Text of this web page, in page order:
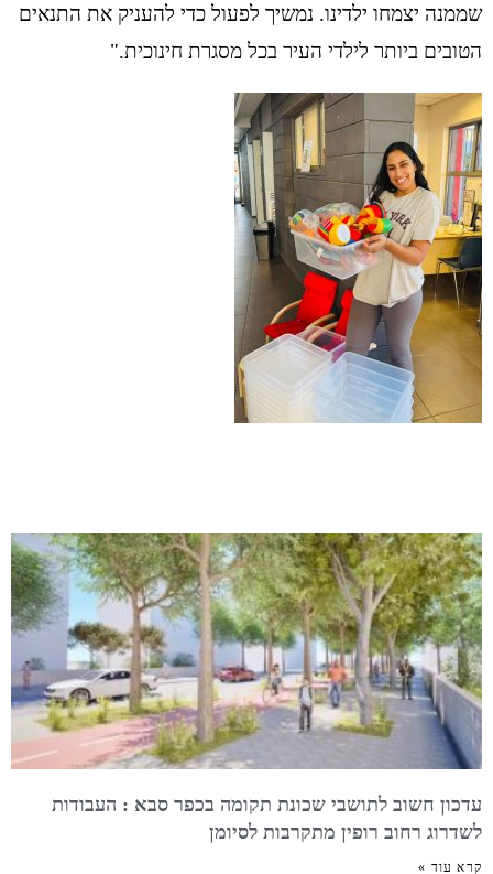
שממנה יצמחו ילדינו. נמשיך לפעול כדי להעניק את התנאים
הטובים ביותר לילדי העיר בכל מסגרת חינוכית."
עדכון חשוב לתושבי שכונת תקומה בכפר סבא : העבודות
לשדרוג רחוב רופין מתקרבות לסיומן
קרא עוד »